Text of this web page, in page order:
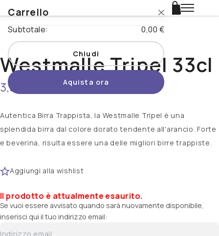
Login
Catalogo
Stili
Nazioni
Promo
Novità
Carrello
Subtotale: 0,00 €
Chiudi
Aquista ora
Westmalle Tripel 33cl
3,55 € non disponibile
Autentica Birra Trappista, la Westmalle Tripel è una
splendida birra dal colore dorato tendente all'arancio. Forte
e beverina, risulta essere una delle migliori birre trappiste.
Aggiungi alla wishlist
Il prodotto è attualmente esaurito.
Se vuoi essere avvisato quando sarà nuovamente disponibile,
inserisci qui il tuo indirizzo email: